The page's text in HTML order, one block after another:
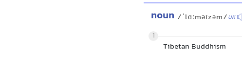
noun /ˈlɑːməɪzəm/UK
1
Tibetan Buddhism